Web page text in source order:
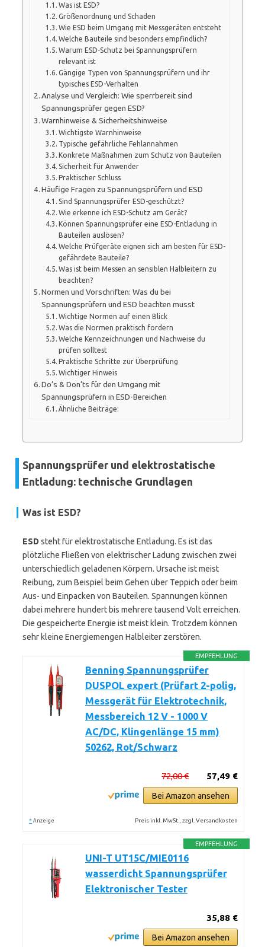
Was ist ESD?
Größenordnung und Schaden
Wie ESD beim Umgang mit Messgeräten entsteht
Welche Bauteile sind besonders empfindlich?
Warum ESD-Schutz bei Spannungsprüfern
relevant ist
Gängige Typen von Spannungsprüfern und ihr
typisches ESD-Verhalten
Analyse und Vergleich: Wie sperrbereit sind
Spannungsprüfer gegen ESD?
Warnhinweise & Sicherheitshinweise
Wichtigste Warnhinweise
Typische gefährliche Fehlannahmen
Konkrete Maßnahmen zum Schutz von Bauteilen
Sicherheit für Anwender
Praktischer Schluss
Häufige Fragen zu Spannungsprüfern und ESD
Sind Spannungsprüfer ESD-geschützt?
Wie erkenne ich ESD-Schutz am Gerät?
Können Spannungsprüfer eine ESD-Entladung in
Bauteilen auslösen?
Welche Prüfgeräte eignen sich am besten für ESD-
gefährdete Bauteile?
Was ist beim Messen an sensiblen Halbleitern zu
beachten?
Normen und Vorschriften: Was du bei
Spannungsprüfern und ESD beachten musst
Wichtige Normen auf einen Blick
Was die Normen praktisch fordern
Welche Kennzeichnungen und Nachweise du
prüfen solltest
Praktische Schritte zur Überprüfung
Wichtiger Hinweis
Do’s & Don’ts für den Umgang mit
Spannungsprüfern in ESD-Bereichen
Ähnliche Beiträge:
Spannungsprüfer und elektrostatische
Entladung: technische Grundlagen
Was ist ESD?
ESD steht für elektrostatische Entladung. Es ist das
plötzliche Fließen von elektrischer Ladung zwischen zwei
unterschiedlich geladenen Körpern. Ursache ist meist
Reibung, zum Beispiel beim Gehen über Teppich oder beim
Aus- und Einpacken von Bauteilen. Spannungen können
dabei mehrere hundert bis mehrere tausend Volt erreichen.
Die gespeicherte Energie ist meist klein. Trotzdem können
sehr kleine Energiemengen Halbleiter zerstören.
EMPFEHLUNG
Benning Spannungsprüfer
DUSPOL expert (Prüfart 2-polig,
Messgerät für Elektrotechnik,
Messbereich 12 V - 1000 V
AC/DC, Klingenlänge 15 mm)
50262, Rot/Schwarz
57,49 €
72,00 €
Bei Amazon ansehen
* Anzeige Preis inkl. MwSt., zzgl. Versandkosten
EMPFEHLUNG
UNI-T UT15C/MIE0116
wasserdicht Spannungsprüfer
Elektronischer Tester
35,88 €
Bei Amazon ansehen